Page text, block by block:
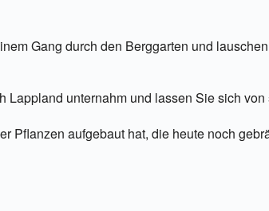
Gang durch den Berggarten und
unternahm und lassen Sie sich
aufgebaut hat, die heute noch